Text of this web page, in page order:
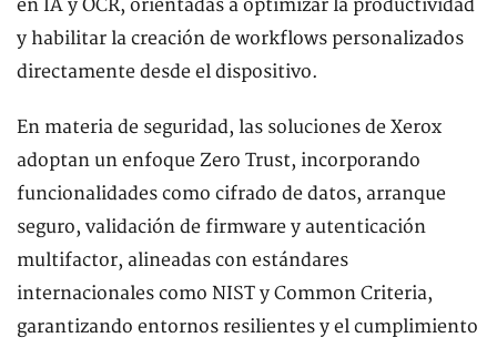
en IA y OCR, orientadas a optimizar la productividad
y habilitar la creación de workflows personalizados
directamente desde el dispositivo.
En materia de seguridad, las soluciones de Xerox
adoptan un enfoque Zero Trust, incorporando
funcionalidades como cifrado de datos, arranque
seguro, validación de firmware y autenticación
multifactor, alineadas con estándares
internacionales como NIST y Common Criteria,
garantizando entornos resilientes y el cumplimiento